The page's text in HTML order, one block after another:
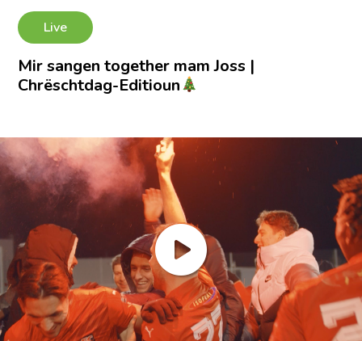
Live
Mir sangen together mam Joss |
Chrëschtdag-Editioun